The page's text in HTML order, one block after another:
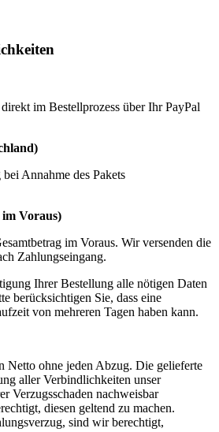
im Bestellprozess über Ihr PayPal
Annahme des Pakets
Voraus)
im Voraus. Wir versenden die
Zahlungseingang.
Ihrer Bestellung alle nötigen Daten
berücksichtigen Sie, dass eine
von mehreren Tagen haben kann.
Netto ohne jeden Abzug. Die gelieferte
aller Verbindlichkeiten unser
Verzugsschaden nachweisbar
diesen geltend zu machen.
sind wir berechtigt,